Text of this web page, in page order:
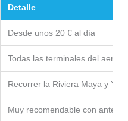
Detalle
Desde unos 20 € al día
Todas las terminales del
Recorrer la Riviera Maya y
Muy recomendable con